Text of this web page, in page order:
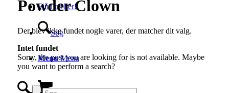
Find os her!
Søg
Menu Menu
Powder Clown
Der blev ikke fundet nogle varer, der matcher dit valg.
Intet fundet
Sorry, the post you are looking for is not available. Maybe
you want to perform a search?